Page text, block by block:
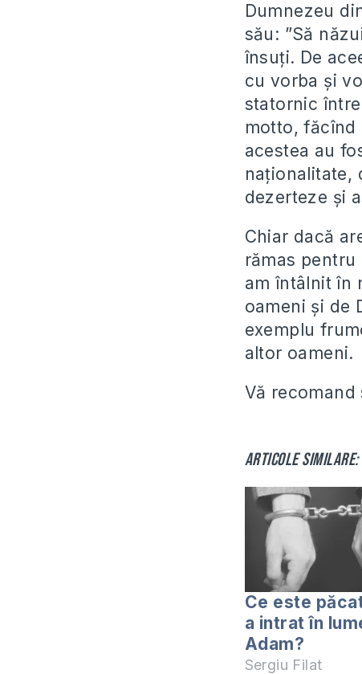
Dumnezeu
său: ”Să
însuți. De
cu vorba și
statornic
motto, făcînd
acestea au
naționalitate,
dezerteze și
Chiar dacă
rămas
am întâlnit în
oameni și de
exemplu
altor oameni.
Vă
Articole similare:
Ce este
a intrat în
Adam?
Sergiu Filat